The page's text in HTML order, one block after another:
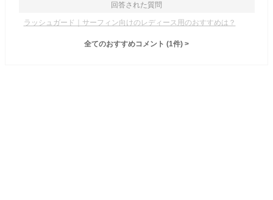
回答された質問
ラッシュガード｜サーフィン向けのレディース用のおすすめは？
全てのおすすめコメント (1件) >